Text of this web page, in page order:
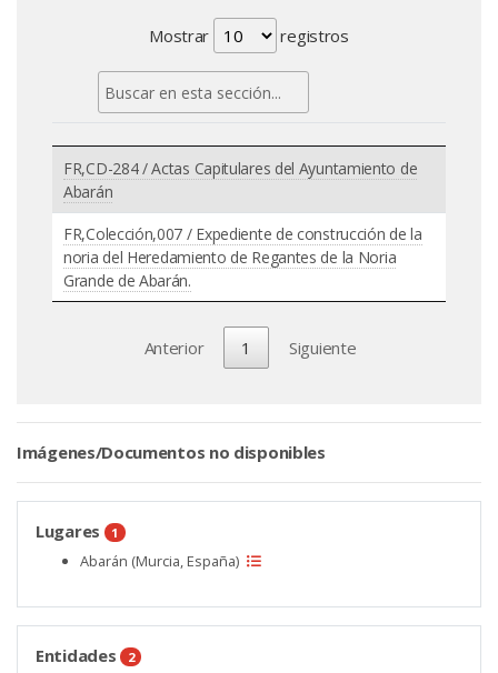
Mostrar registros
FR,CD-284 / Actas Capitulares del Ayuntamiento de
Abarán
FR,Colección,007 / Expediente de construcción de la
noria del Heredamiento de Regantes de la Noria
Grande de Abarán.
Anterior 1 Siguiente
Imágenes/Documentos no disponibles
Lugares 1
Abarán (Murcia, España)
Entidades 2